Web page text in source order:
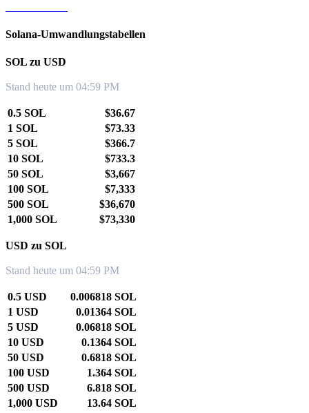
Solana-Umwandlungstabellen
SOL zu USD
Stand heute um 04:59 PM
0.5 SOL
$36.67
1 SOL
$73.33
5 SOL
$366.7
10 SOL
$733.3
50 SOL
$3,667
100 SOL
$7,333
500 SOL
$36,670
1,000 SOL
$73,330
USD zu SOL
Stand heute um 04:59 PM
0.5 USD
0.006818 SOL
1 USD
0.01364 SOL
5 USD
0.06818 SOL
10 USD
0.1364 SOL
50 USD
0.6818 SOL
100 USD
1.364 SOL
500 USD
6.818 SOL
1,000 USD
13.64 SOL